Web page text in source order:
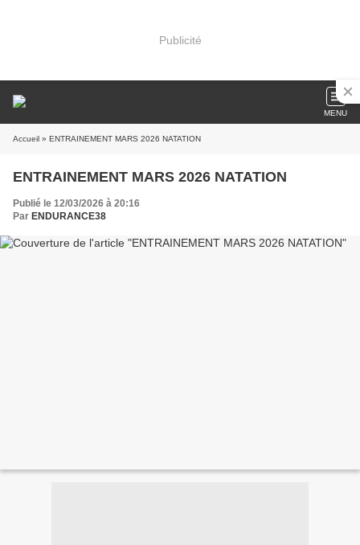
Publicité
MENU
Accueil » ENTRAINEMENT MARS 2026 NATATION
ENTRAINEMENT MARS 2026 NATATION
Publié le 12/03/2026 à 20:16
Par ENDURANCE38